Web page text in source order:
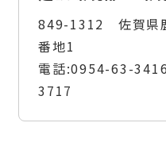
849-1312 佐賀県
番地1
電話:0954-63-3416
3717